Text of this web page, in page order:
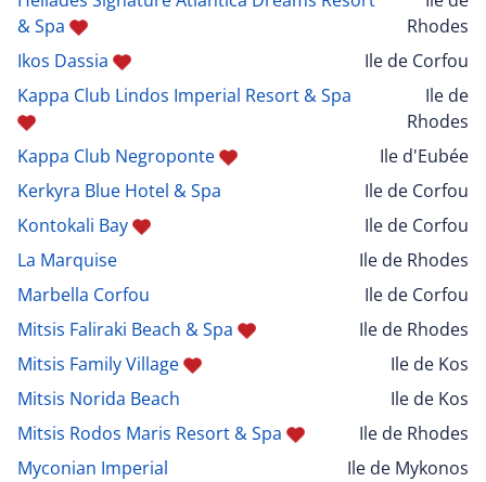
& Spa
Rhodes
Ikos Dassia
Ile de Corfou
Kappa Club Lindos Imperial Resort & Spa
Ile de
Rhodes
Kappa Club Negroponte
Ile d'Eubée
Kerkyra Blue Hotel & Spa
Ile de Corfou
Kontokali Bay
Ile de Corfou
La Marquise
Ile de Rhodes
Marbella Corfou
Ile de Corfou
Mitsis Faliraki Beach & Spa
Ile de Rhodes
Mitsis Family Village
Ile de Kos
Mitsis Norida Beach
Ile de Kos
Mitsis Rodos Maris Resort & Spa
Ile de Rhodes
Myconian Imperial
Ile de Mykonos